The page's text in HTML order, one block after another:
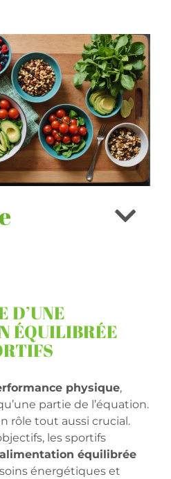
D’UNE
ÉQUILIBRÉE
physique,
partie de l’équation.
rôle tout aussi crucial.
les sportifs
alimentation équilibrée
énergétiques et